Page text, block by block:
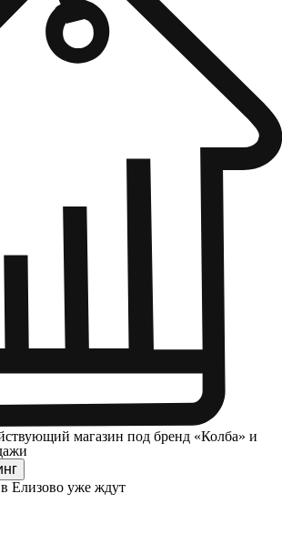
магазин под бренд «Колба» и
Елизово уже ждут